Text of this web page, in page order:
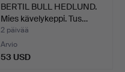
BERTIL BULL HEDLUND.
Mies kävelykeppi. Tus…
2 päivää
Arvio
53 USD